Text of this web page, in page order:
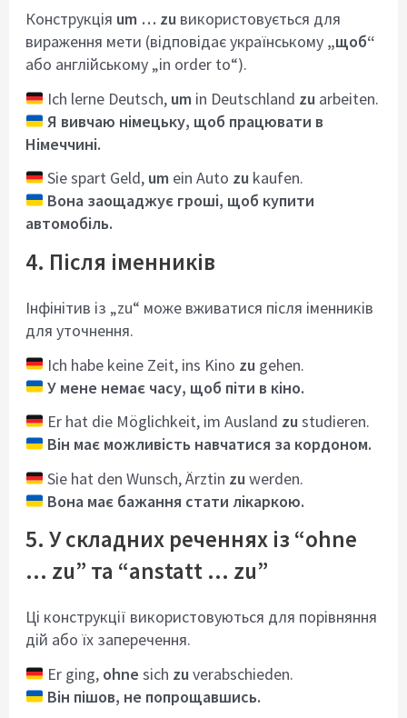
Конструкція um … zu використовується для
вираження мети (відповідає українському „щоб“
або англійському „in order to“).
Ich lerne Deutsch, um in Deutschland zu arbeiten.
Я вивчаю німецьку, щоб працювати в
Німеччині.
Sie spart Geld, um ein Auto zu kaufen.
Вона заощаджує гроші, щоб купити
автомобіль.
4. Після іменників
Інфінітив із „zu“ може вживатися після іменників
для уточнення.
Ich habe keine Zeit, ins Kino zu gehen.
У мене немає часу, щоб піти в кіно.
Er hat die Möglichkeit, im Ausland zu studieren.
Він має можливість навчатися за кордоном.
Sie hat den Wunsch, Ärztin zu werden.
Вона має бажання стати лікаркою.
5. У складних реченнях із “ohne
… zu” та “anstatt … zu”
Ці конструкції використовуються для порівняння
дій або їх заперечення.
Er ging, ohne sich zu verabschieden.
Він пішов, не попрощавшись.